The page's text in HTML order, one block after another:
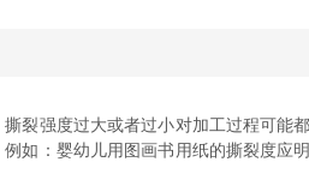
强度过大或者过小对加工过程可能都
如：婴幼儿用图画书用纸的撕裂度